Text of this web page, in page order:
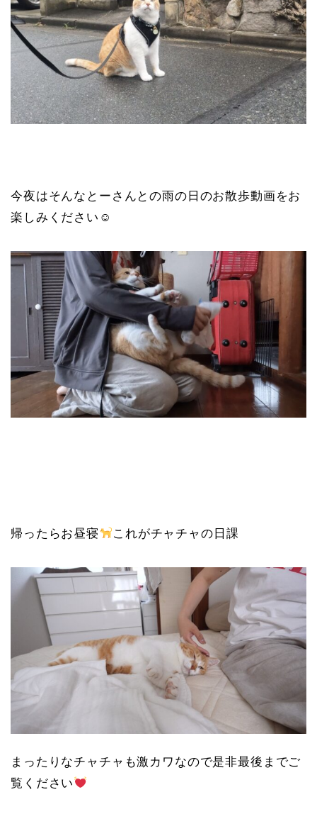
今夜はそんなとーさんとの雨の日のお散歩動画をお
楽しみください☺
帰ったらお昼寝 これがチャチャの日課
まったりなチャチャも激カワなので是非最後までご
覧ください